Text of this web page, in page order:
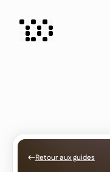
Retour aux guides